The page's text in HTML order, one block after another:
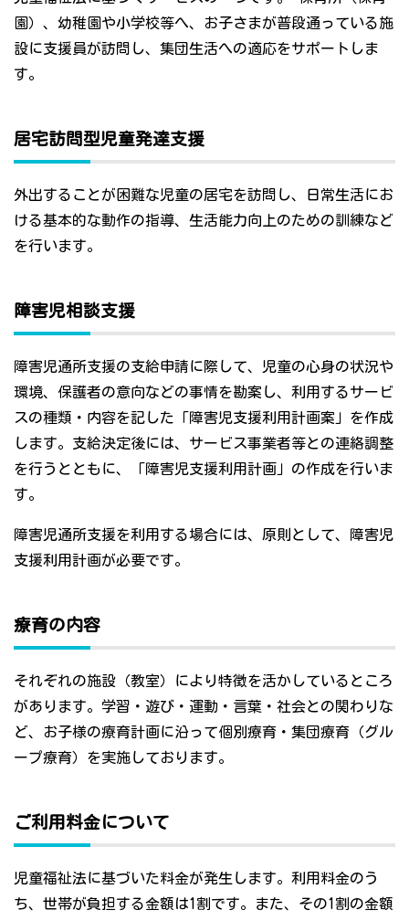
園）、幼稚園や小学校等へ、お子さまが普段通っている施
設に支援員が訪問し、集団生活への適応をサポートしま
す。
居宅訪問型児童発達支援
外出することが困難な児童の居宅を訪問し、日常生活にお
ける基本的な動作の指導、生活能力向上のための訓練など
を行います。
障害児相談支援
障害児通所支援の支給申請に際して、児童の心身の状況や
環境、保護者の意向などの事情を勘案し、利用するサービ
スの種類・内容を記した「障害児支援利用計画案」を作成
します。支給決定後には、サービス事業者等との連絡調整
を行うとともに、「障害児支援利用計画」の作成を行いま
す。
障害児通所支援を利用する場合には、原則として、障害児
支援利用計画が必要です。
療育の内容
それぞれの施設（教室）により特徴を活かしているところ
があります。学習・遊び・運動・言葉・社会との関わりな
ど、お子様の療育計画に沿って個別療育・集団療育（グル
ープ療育）を実施しております。
ご利用料金について
児童福祉法に基づいた料金が発生します。利用料金のう
ち、世帯が負担する金額は1割です。また、その1割の金額